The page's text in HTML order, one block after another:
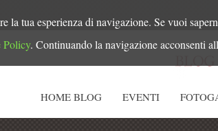
HOME BLOG EVENTI
la tua esperienza di navigazione. Se vuoi
Policy. Continuando la navigazione acconsenti